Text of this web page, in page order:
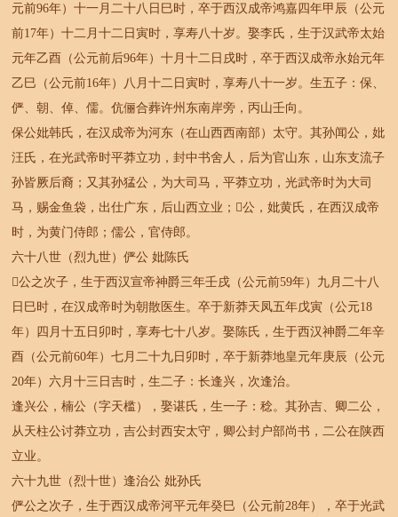
元前96年）十一月二十八日巳时，卒于西汉成帝鸿嘉四年甲辰（公元
前17年）十二月十二日寅时，享寿八十岁。娶李氏，生于汉武帝太始
元年乙酉（公元前后96年）十月十二日戌时，卒于西汉成帝永始元年
乙巳（公元前16年）八月十二日寅时，享寿八十一岁。生五子：保、
俨、朝、倬、儒。伉俪合葬许州东南岸旁，丙山壬向。
保公妣韩氏，在汉成帝为河东（在山西西南部）太守。其孙闻公，妣
汪氏，在光武帝时平莽立功，封中书舍人，后为官山东，山东支流子
孙皆厥后裔；又其孙猛公，为大司马，平莽立功，光武帝时为大司
马，赐金鱼袋，出仕广东，后山西立业；公，妣黄氏，在西汉成帝
时，为黄门侍郎；儒公，官侍郎。
六十八世（烈九世）俨公 妣陈氏
公之次子，生于西汉宣帝神爵三年壬戌（公元前59年）九月二十八
日巳时，在汉成帝时为朝散医生。卒于新莽天凤五年戊寅（公元18
年）四月十五日卯时，享寿七十八岁。娶陈氏，生于西汉神爵二年辛
酉（公元前60年）七月二十九日卯时，卒于新莽地皇元年庚辰（公元
20年）六月十三日吉时，生二子：长逢兴，次逢治。
逢兴公，楠公（字天槛），娶谌氏，生一子：稔。其孙吉、卿二公，
从天柱公讨莽立功，吉公封西安太守，卿公封户部尚书，二公在陕西
立业。
六十九世（烈十世）逢治公 妣孙氏
俨公之次子，生于西汉成帝河平元年癸巳（公元前28年），卒于光武